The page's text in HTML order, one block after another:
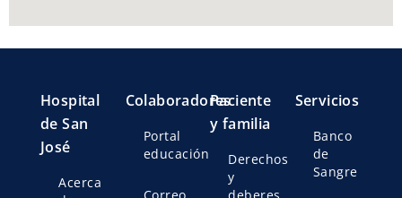
Hospital
de San
José
Acerca
Colaboradores
Portal
educación
Paciente
y familia
Derechos
y
Servicios
Banco
de
Sangre